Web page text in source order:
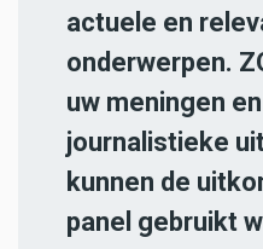
actuele en
onderwerpen.
uw meningen
journalistieke
kunnen de
panel gebruikt